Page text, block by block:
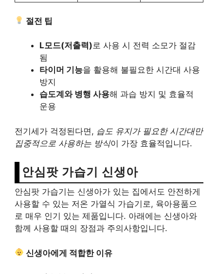
절전 팁
L모드(저출력)로 사용 시 전력 소모가 절감
됨
타이머 기능을 활용해 불필요한 시간대 사용
방지
습도계와 병행 사용해 과습 방지 및 효율적
운용
전기세가 걱정된다면, 습도 유지가 필요한 시간대만
집중적으로 사용하는 방식이 가장 효율적입니다.
안심팟 가습기 신생아
안심팟 가습기는 신생아가 있는 집에서도 안전하게
사용할 수 있는 저온 가열식 가습기로, 육아용품으
로 매우 인기 있는 제품입니다. 아래에는 신생아와
함께 사용할 때의 장점과 주의사항입니다.
신생아에게 적합한 이유